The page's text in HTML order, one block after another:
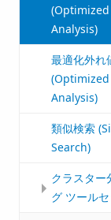
Analysis)
最適化外れ
Analysis)
類似検索
Search)
クラスター
グ ツール